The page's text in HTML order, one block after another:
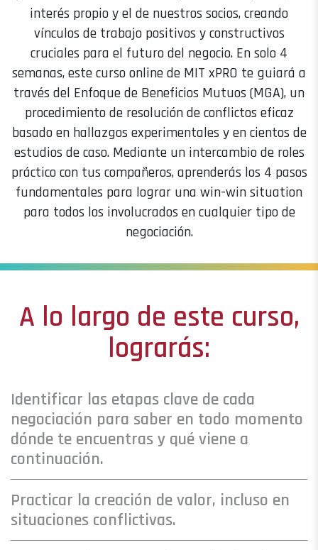
interés propio y el de nuestros socios, creando
vínculos de trabajo positivos y constructivos
cruciales para el futuro del negocio. En solo 4
semanas, este curso online de MIT xPRO te guiará a
través del Enfoque de Beneficios Mutuos (MGA), un
procedimiento de resolución de conflictos eficaz
basado en hallazgos experimentales y en cientos de
estudios de caso. Mediante un intercambio de roles
práctico con tus compañeros, aprenderás los 4 pasos
fundamentales para lograr una win-win situation
para todos los involucrados en cualquier tipo de
negociación.
A lo largo de este curso,
lograrás:
Identificar las etapas clave de cada
negociación para saber en todo momento
dónde te encuentras y qué viene a
continuación.
Practicar la creación de valor, incluso en
situaciones conflictivas.